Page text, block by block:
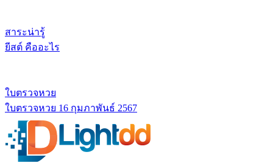
สาระน่ารู้
ยีสต์ คืออะไร
ใบตรวจหวย
ใบตรวจหวย 16 กุมภาพันธ์ 2567